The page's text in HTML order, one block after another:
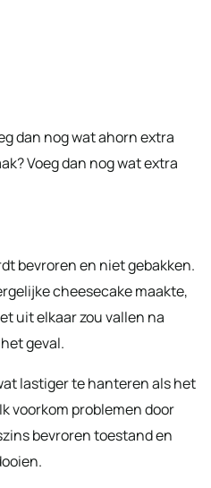
dan nog wat ahorn extra
Voeg dan nog wat extra
bevroren en niet gebakken.
cheesecake maakte,
uit elkaar zou vallen na
geval.
lastiger te hanteren als het
voorkom problemen door
bevroren toestand en